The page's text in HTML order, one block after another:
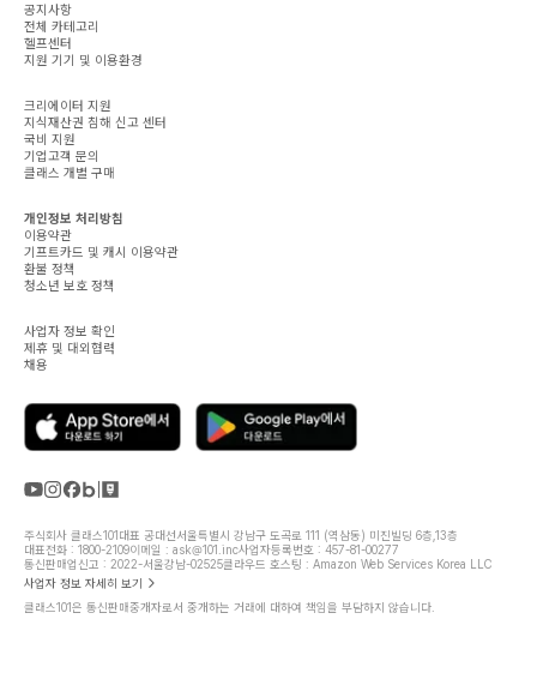
공지사항
전체 카테고리
헬프센터
지원 기기 및 이용환경
크리에이터 지원
지식재산권 침해 신고 센터
국비 지원
기업고객 문의
클래스 개별 구매
개인정보 처리방침
이용약관
기프트카드 및 캐시 이용약관
환불 정책
청소년 보호 정책
사업자 정보 확인
제휴 및 대외협력
채용
주식회사 클래스101대표 공대선서울특별시 강남구 도곡로 111 (역삼동) 미진빌딩 6층,13층
대표전화 : 1800-2109이메일 : ask@101.inc사업자등록번호 : 457-81-00277
통신판매업신고 : 2022-서울강남-02525클라우드 호스팅 : Amazon Web Services Korea LLC
사업자 정보 자세히 보기
클래스101은 통신판매중개자로서 중개하는 거래에 대하여 책임을 부담하지 않습니다.